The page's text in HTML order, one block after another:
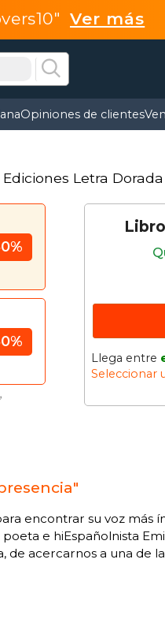
Ver más
Opiniones de clientes
Ediciones Letra Dorada
Llega entre
Seleccionar
encontrar su voz más
e hiEspañolnista
de acercarnos a una de